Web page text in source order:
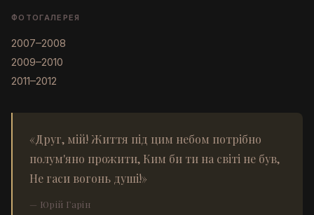
ФОТОГАЛЕРЕЯ
2007–2008
2009–2010
2011–2012
«Друг, мій! Життя під цим небом потрібно
полум'яно прожити, Ким би ти на світі не був,
Не гаси вогонь душі!»
— Юрій Гарін